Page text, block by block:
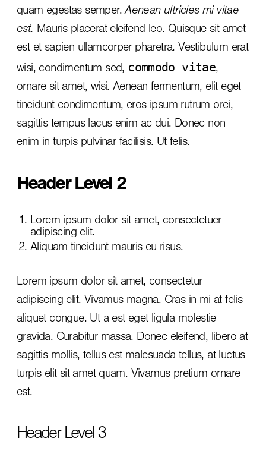
quam egestas semper.Aenean ultricies mi vitae
est. Mauris placerat eleifend leo. Quisque sit amet
est et sapien ullamcorper pharetra. Vestibulum erat
wisi, condimentum sed, commodo vitae,
ornare sit amet, wisi. Aenean fermentum, elit eget
tincidunt condimentum, eros ipsum rutrum orci,
sagittis tempus lacus enim ac dui. Donec non
enim in turpis pulvinar facilisis. Ut felis.
Header Level 2
Lorem ipsum dolor sit amet, consectetuer
adipiscing elit.
Aliquam tincidunt mauris eu risus.
Lorem ipsum dolor sit amet, consectetur
adipiscing elit. Vivamus magna. Cras in mi at felis
aliquet congue. Ut a est eget ligula molestie
gravida. Curabitur massa. Donec eleifend, libero at
sagittis mollis, tellus est malesuada tellus, at luctus
turpis elit sit amet quam. Vivamus pretium ornare
est.
Header Level 3